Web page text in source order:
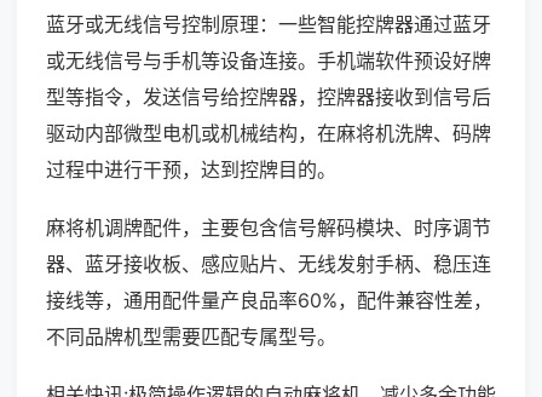
蓝牙或无线信号控制原理：一些智能控牌器通过蓝牙
或无线信号与手机等设备连接。手机端软件预设好牌
型等指令，发送信号给控牌器，控牌器接收到信号后
驱动内部微型电机或机械结构，在麻将机洗牌、码牌
过程中进行干预，达到控牌目的。
麻将机调牌配件，主要包含信号解码模块、时序调节
器、蓝牙接收板、感应贴片、无线发射手柄、稳压连
接线等，通用配件量产良品率60%，配件兼容性差，
不同品牌机型需要匹配专属型号。